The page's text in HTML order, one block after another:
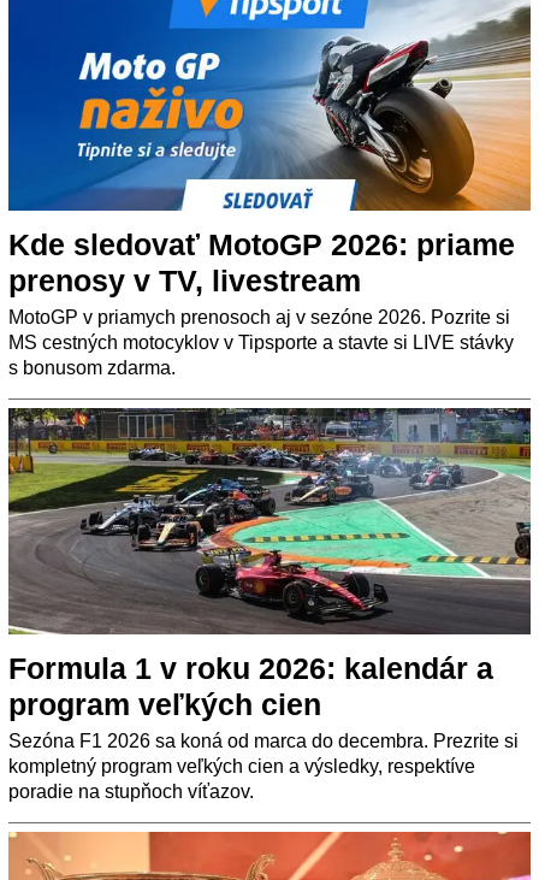
Kde sledovať MotoGP 2026: priame
prenosy v TV, livestream
MotoGP v priamych prenosoch aj v sezóne 2026. Pozrite si
MS cestných motocyklov v Tipsporte a stavte si LIVE stávky
s bonusom zdarma.
Formula 1 v roku 2026: kalendár a
program veľkých cien
Sezóna F1 2026 sa koná od marca do decembra. Prezrite si
kompletný program veľkých cien a výsledky, respektíve
poradie na stupňoch víťazov.